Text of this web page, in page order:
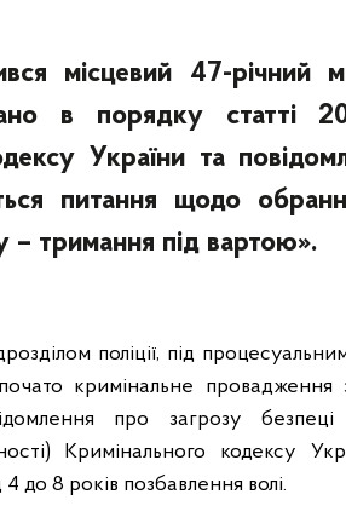
місцевий 47-річний
в порядку статті
України та
питання щодо
– тримання під вартою».
поліції, під
кримінальне
про загрозу
Кримінального кодексу
до 8 років позбавлення волі.